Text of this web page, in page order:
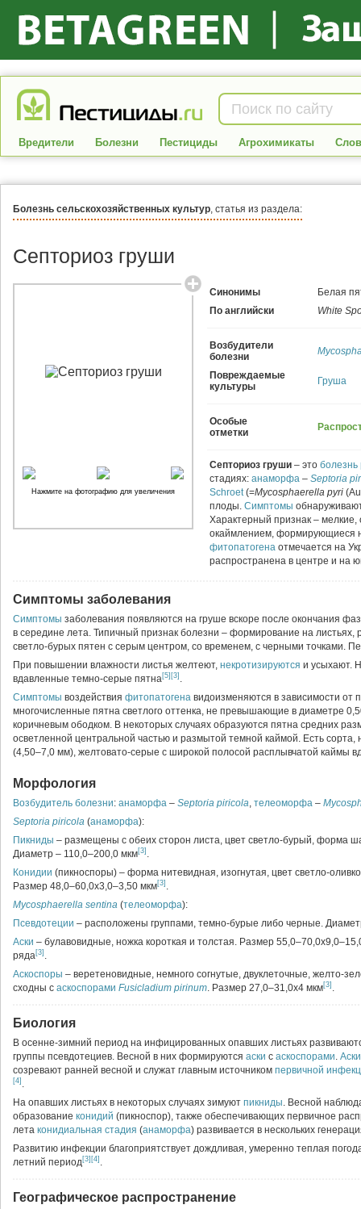
Вредители Болезни Пестициды Агрохимикаты
Болезнь сельскохозяйственных культур, статья из раздела:
Септориоз груши
Синонимы
Белая
По английски
White
Возбудители
болезни
Повреждаемые
культуры
Груша
Особые
отметки
Септориоз груши – это болезнь
стадиях: анаморфа – Septoria
Schroet(=Mycosphaerella pyri
плоды. Симптомы
Характерный признак –
окаймлением, формирующиеся
фитопатогена отмечается на
распространена в центре и на
Нажмите на фотографию для увеличения
Симптомы заболевания
Симптомы заболевания появляются на груше вскоре после окончания
в середине лета. Типичный признак болезни – формирование на листьях,
светло-бурых пятен с серым центром, со временем, с черными точками.
При повышении влажности листья желтеют, некротизируются и усыхают.
вдавленные темно-серые пятна[5] [3] .
Симптомы воздействия фитопатогена видоизменяются в зависимости от
многочисленные пятна светлого оттенка, не превышающие в диаметре
коричневым ободком. В некоторых случаях образуются пятна средних
осветленной центральной частью и размытой темной каймой. Есть сорта,
(4,50–7,0 мм), желтовато-серые с широкой полосой расплывчатой каймы
Морфология
Возбудитель болезни: анаморфа – Septoria piricola, телеоморфа –
Septoria piricola (анаморфа):
Пикниды – размещены с обеих сторон листа, цвет светло-бурый, форма
Диаметр – 110,0–200,0 мкм[3] .
Конидии (пикноспоры) – форма нитевидная, изогнутая, цвет светло-
Размер 48,0–60,0х3,0–3,50 мкм[3] .
Mycosphaerella sentina (телеоморфа):
Псевдотеции – расположены группами, темно-бурые либо черные.
Аски – булавовидные, ножка короткая и толстая. Размер
ряда[3] .
Аскоспоры – веретеновидные, немного согнутые, двуклеточные, желто-
сходны с аскоспорами Fusicladium pirinum. Размер 27,0–31,0х4 мкм[3] .
Биология
В осенне-зимний период на инфицированных опавших листьях
группы псевдотециев. Весной в них формируются аски с аскоспорами. Аски
созревают ранней весной и служат главным источником первичной
[4] .
На опавших листьях в некоторых случаях зимуют пикниды. Весной
образование конидий (пикноспор), также обеспечивающих первичное
лета конидиальная стадия (анаморфа) развивается в нескольких
Развитию инфекции благоприятствует дождливая, умеренно теплая
летний период[3] [4] .
Географическое распространение